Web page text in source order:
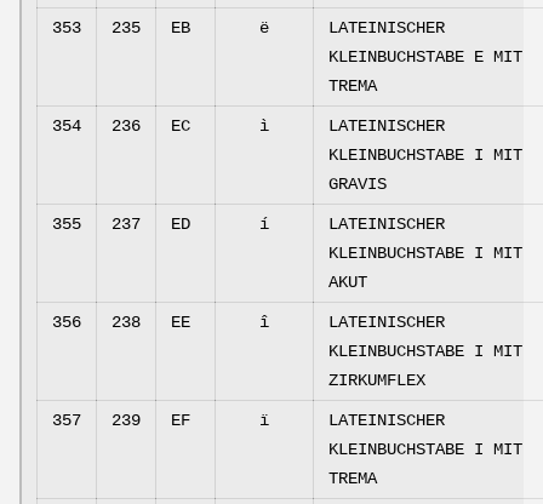
353 235 EB ë
LATEINISCHER
KLEINBUCHSTABE E MIT
TREMA
354 236 EC ì
LATEINISCHER
KLEINBUCHSTABE I MIT
GRAVIS
355 237 ED í
LATEINISCHER
KLEINBUCHSTABE I MIT
AKUT
356 238 EE î
LATEINISCHER
KLEINBUCHSTABE I MIT
ZIRKUMFLEX
357 239 EF ï
LATEINISCHER
KLEINBUCHSTABE I MIT
TREMA